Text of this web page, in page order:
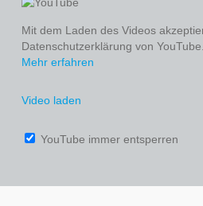
Mit dem Laden des Videos
Datenschutzerklärung von YouTube.
Mehr erfahren
Video laden
YouTube immer entsperren